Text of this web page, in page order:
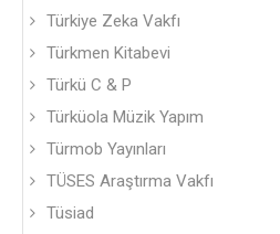
Türkiye Zeka Vakfı
Türkmen Kitabevi
Türkü C & P
Türküola Müzik Yapım
Türmob Yayınları
TÜSES Araştırma Vakfı
Tüsiad